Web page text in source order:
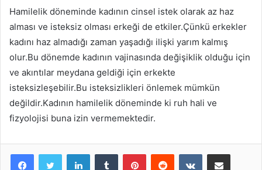
Hamilelik döneminde kadının cinsel istek olarak az haz
alması ve isteksiz olması erkeği de etkiler.Çünkü erkekler
kadını haz almadığı zaman yaşadığı ilişki yarım kalmış
olur.Bu dönemde kadının vajinasında değişiklik olduğu için
ve akıntılar meydana geldiği için erkekte
isteksizleşebilir.Bu isteksizlikleri önlemek mümkün
değildir.Kadının hamilelik döneminde ki ruh hali ve
fizyolojisi buna izin vermemektedir.
LinkedInTumblr PinterestReddit VKontakteE-Posta ile paylaş